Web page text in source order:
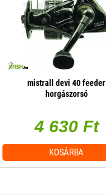
mistrall devi 40 feeder
horgászorsó
4 630 Ft
KOSÁRBA